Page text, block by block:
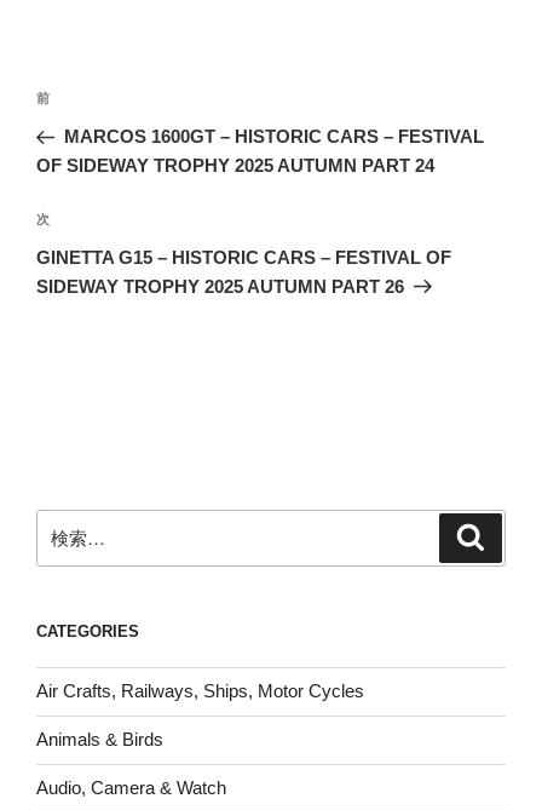
投
ナ
ゲ
ー
シ
前
の
投
前
MARCOS 1600GT – HISTORIC CARS – FESTIVAL
OF SIDEWAY TROPHY 2025 AUTUMN PART 24
次
の
投
次
GINETTA G15 – HISTORIC CARS – FESTIVAL OF
SIDEWAY TROPHY 2025 AUTUMN PART 26
索:
CATEGORIES
Air Crafts, Railways, Ships, Motor Cycles
Animals & Birds
Audio, Camera & Watch